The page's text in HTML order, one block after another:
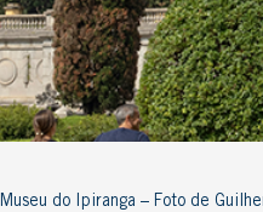
Museu do Ipiranga – Foto de